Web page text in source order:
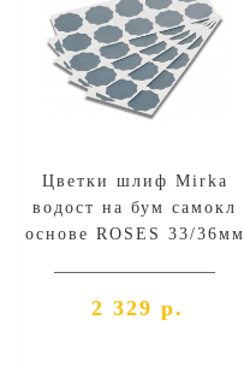
Цветки шлиф Mirka
водост на бум самокл
основе ROSES 33/36мм
2 329 р.